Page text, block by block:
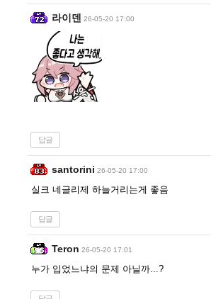
라이덴 26-05-20 17:00
답글
santorini 26-05-20 17:00
실크 네글리제 하늘거리는게 좋음
답글
Teron 26-05-20 17:01
누가 입었느냐의 문제 아닐까...?